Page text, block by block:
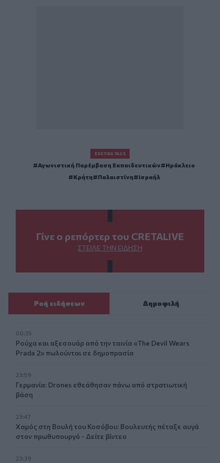
ΣΧΕΤΙΚΆ TAGS
Αγωνιστική Παρέμβαση Εκπαιδευτικών
Ηράκλειο
Κρήτη
Παλαιστίνη Ισραήλ
Γίνε ο ρεπόρτερ του CRETALIVE
ΣΤΕΊΛΕ ΤΗΝ ΕΊΔΗΣΗ
Ροή ειδήσεων Δημοφιλή
00:35
Ρούχα και αξεσουάρ από την ταινία «The Devil Wears
Prada 2» πωλούνται σε δημοπρασία
23:59
Γερμανία: Drones εθεάθησαν πάνω από στρατιωτική
βάση
23:47
Χαμός στη Βουλή του Κοσόβου: Βουλευτής πέταξε αυγά
στον πρωθυπουργό - Δείτε βίντεο
23:39